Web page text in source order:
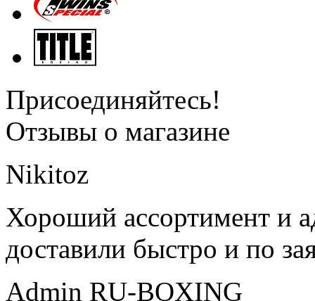
Присоединяйтесь!
Отзывы о магазине
Nikitoz
Хороший ассортимент и
доставили быстро и по
Admin RU-BOXING